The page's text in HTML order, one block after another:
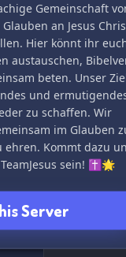
Gemeinschaft
an Jesus
Hier könnt ihr
austauschen,
beten. Unser
und
zu schaffen. Wir
im Glauben
ehren. Kommt dazu
sein! ✝️🌟
Server